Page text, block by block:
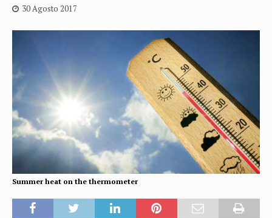
30 Agosto 2017
Summer heat on the thermometer